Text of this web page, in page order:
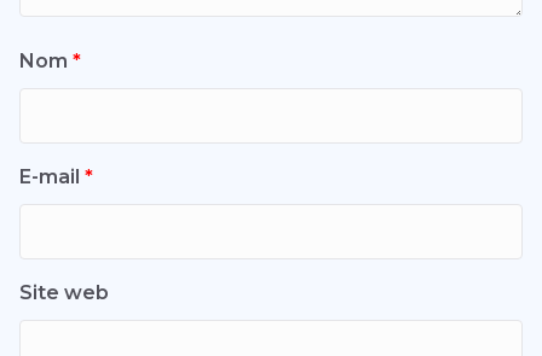
Nom *
E-mail *
Site web